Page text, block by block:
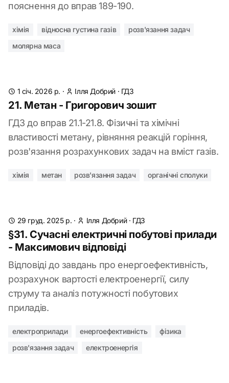
пояснення до вправ 189-190.
хімія відносна густина газів
розв'язання задач
молярна маса
1 січ. 2026 р. · Ілля Добрий · ГДЗ
21. Метан - Григорович зошит
ГДЗ до вправ 21.1-21.8. Фізичні та хімічні
властивості метану, рівняння реакцій горіння,
розв'язання розрахункових задач на вміст газів.
хімія метан розв'язання задач органічні сполуки
29 груд. 2025 р. · Ілля Добрий· ГДЗ
§31. Сучасні електричні побутові прилади
- Максимович відповіді
Відповіді до завдань про енергоефективність,
розрахунок вартості електроенергії, силу
струму та аналіз потужності побутових
приладів.
електроприлади енергоефективність
фізика
розв'язання задач
електроенергія